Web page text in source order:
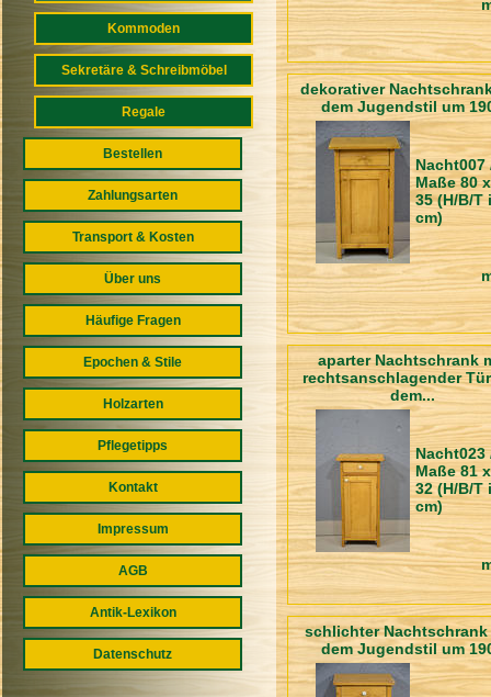
Kommoden
Sekretäre & Schreibmöbel
Regale
Bestellen
Zahlungsarten
Transport & Kosten
Über uns
Häufige Fragen
Epochen & Stile
Holzarten
Pflegetipps
Kontakt
Impressum
AGB
Antik-Lexikon
Datenschutz
dekorativer
dem Jugendstil um
Nacht007
Maße 80
35 (H/B/T
cm)
aparter Nachtschrank
rechtsanschlagender
dem...
Nacht023
Maße 81
32 (H/B/T
cm)
schlichter Nachtschrank
dem Jugendstil um